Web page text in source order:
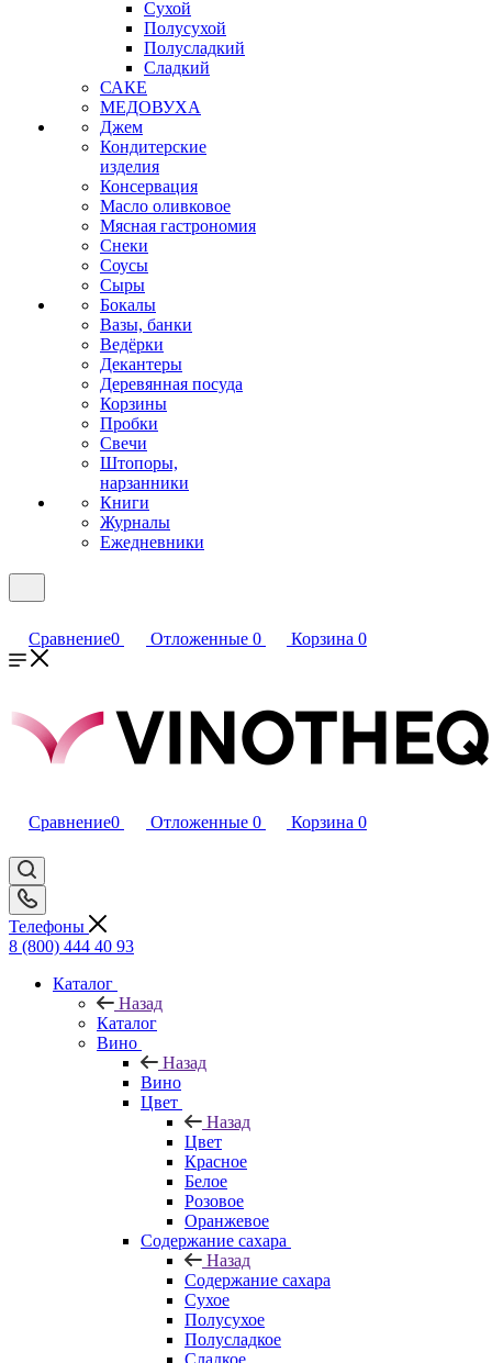
Сухой
Полусухой
Полусладкий
Сладкий
САКЕ
МЕДОВУХА
Джем
Кондитерские
изделия
Консервация
Масло оливковое
Мясная гастрономия
Снеки
Соусы
Сыры
Бокалы
Вазы, банки
Ведёрки
Декантеры
Деревянная посуда
Корзины
Пробки
Свечи
Штопоры,
нарзанники
Книги
Журналы
Ежедневники
Сравнение0 Отложенные 0 Корзина 0
Сравнение0 Отложенные 0 Корзина 0
Телефоны
8 (800) 444 40 93
Каталог
Назад
Каталог
Вино
Назад
Вино
Цвет
Назад
Цвет
Красное
Белое
Розовое
Оранжевое
Содержание сахара
Назад
Содержание сахара
Сухое
Полусухое
Полусладкое
Сладкое